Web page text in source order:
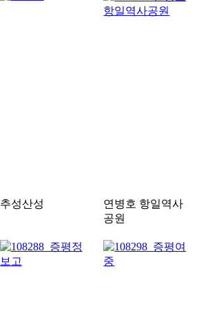
추성산성
연병호 항일역사
공원